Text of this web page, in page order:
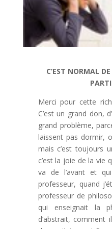
C’EST NORMAL
Merci pour cette
C’est un grand don,
grand problème,
laissent pas dormir,
mais c’est toujours
c’est la joie de la vie
va de l’avant et
professeur, quand
professeur de
qui enseignait la
d’abstrait,